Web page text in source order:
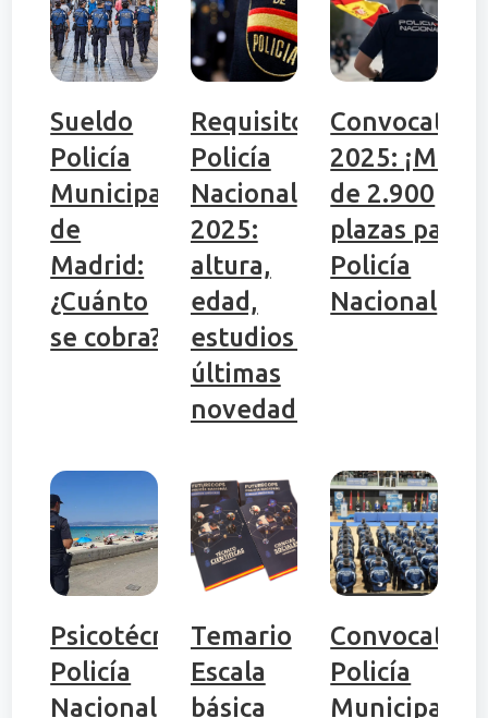
Sueldo
Policía
Municipal
de
Madrid:
¿Cuánto
se cobra?
Requisitos
Policía
Nacional
2025:
altura,
edad,
estudios y
últimas
novedades
2025: ¡Más
de 2.900
plazas para
Policía
Nacional
Psicotécnicos
Policía
Nacional
Temario
Escala
básica
Policía
Municipal de